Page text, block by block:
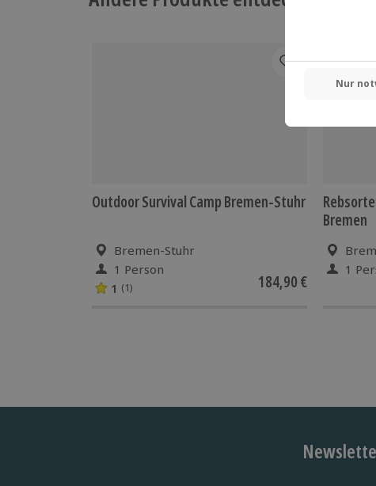
Outdoor Survival Camp Bremen-Stuhr
Bremen-Stuhr
1 Person
1 (1) 184,90 €
Bremen
1